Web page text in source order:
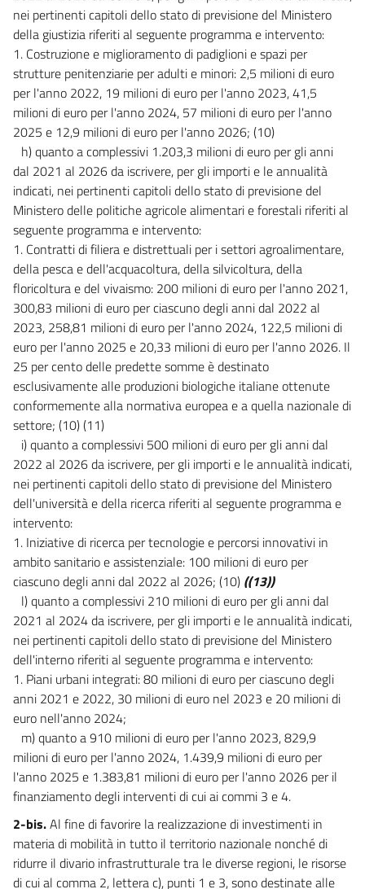
nei pertinenti capitoli dello stato di previsione del Ministero
della giustizia riferiti al seguente programma e intervento:
1. Costruzione e miglioramento di padiglioni e spazi per
strutture penitenziarie per adulti e minori: 2,5 milioni di euro
per l'anno 2022, 19 milioni di euro per l'anno 2023, 41,5
milioni di euro per l'anno 2024, 57 milioni di euro per l'anno
2025 e 12,9 milioni di euro per l'anno 2026; (10)
h) quanto a complessivi 1.203,3 milioni di euro per gli anni
dal 2021 al 2026 da iscrivere, per gli importi e le annualità
indicati, nei pertinenti capitoli dello stato di previsione del
Ministero delle politiche agricole alimentari e forestali riferiti al
seguente programma e intervento:
1. Contratti di filiera e distrettuali per i settori agroalimentare,
della pesca e dell'acquacoltura, della silvicoltura, della
floricoltura e del vivaismo: 200 milioni di euro per l'anno 2021,
300,83 milioni di euro per ciascuno degli anni dal 2022 al
2023, 258,81 milioni di euro per l'anno 2024, 122,5 milioni di
euro per l'anno 2025 e 20,33 milioni di euro per l'anno 2026. Il
25 per cento delle predette somme è destinato
esclusivamente alle produzioni biologiche italiane ottenute
conformemente alla normativa europea e a quella nazionale di
settore; (10) (11)
i) quanto a complessivi 500 milioni di euro per gli anni dal
2022 al 2026 da iscrivere, per gli importi e le annualità indicati,
nei pertinenti capitoli dello stato di previsione del Ministero
dell'università e della ricerca riferiti al seguente programma e
intervento:
1. Iniziative di ricerca per tecnologie e percorsi innovativi in
ambito sanitario e assistenziale: 100 milioni di euro per
ciascuno degli anni dal 2022 al 2026; (10) ((13))
l) quanto a complessivi 210 milioni di euro per gli anni dal
2021 al 2024 da iscrivere, per gli importi e le annualità indicati,
nei pertinenti capitoli dello stato di previsione del Ministero
dell'interno riferiti al seguente programma e intervento:
1. Piani urbani integrati: 80 milioni di euro per ciascuno degli
anni 2021 e 2022, 30 milioni di euro nel 2023 e 20 milioni di
euro nell'anno 2024;
m) quanto a 910 milioni di euro per l'anno 2023, 829,9
milioni di euro per l'anno 2024, 1.439,9 milioni di euro per
l'anno 2025 e 1.383,81 milioni di euro per l'anno 2026 per il
finanziamento degli interventi di cui ai commi 3 e 4.
2-bis.Al fine di favorire la realizzazione di investimenti in
materia di mobilità in tutto il territorio nazionale nonché di
ridurre il divario infrastrutturale tra le diverse regioni, le risorse
di cui al comma 2, lettera c), punti 1 e 3, sono destinate alle